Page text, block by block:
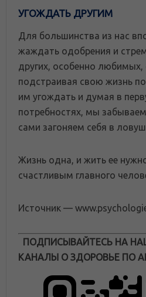
УГОЖДАТЬ ДРУГИМ
Для большинства из нас
жаждать одобрения и
других, особенно
подстраивая свою жизнь
им угождать и думая в
потребностях, мы
сами загоняем себя в
Жизнь одна, и жить ее
счастливым главного
Источник —
ПОДПИСЫВАЙТЕСЬ НА
КАНАЛЫ О ЗДОРОВЬЕ ПО